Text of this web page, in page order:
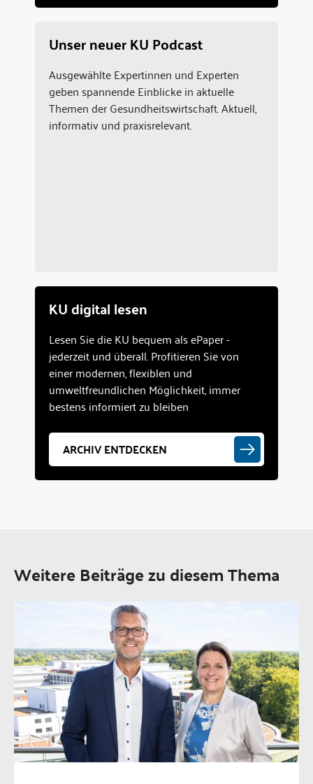
Unser neuer KU Podcast
Ausgewählte Expertinnen und Experten
geben spannende Einblicke in aktuelle
Themen der Gesundheitswirtschaft. Aktuell,
informativ und praxisrelevant.
KU digital lesen
Lesen Sie die KU bequem als ePaper -
jederzeit und überall. Profitieren Sie von
einer modernen, flexiblen und
umweltfreundlichen Möglichkeit, immer
bestens informiert zu bleiben
ARCHIV ENTDECKEN
Weitere Beiträge zu diesem Thema